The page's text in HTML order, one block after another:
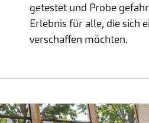
getestet und Probe
Erlebnis für alle, die sich
verschaffen möchten.